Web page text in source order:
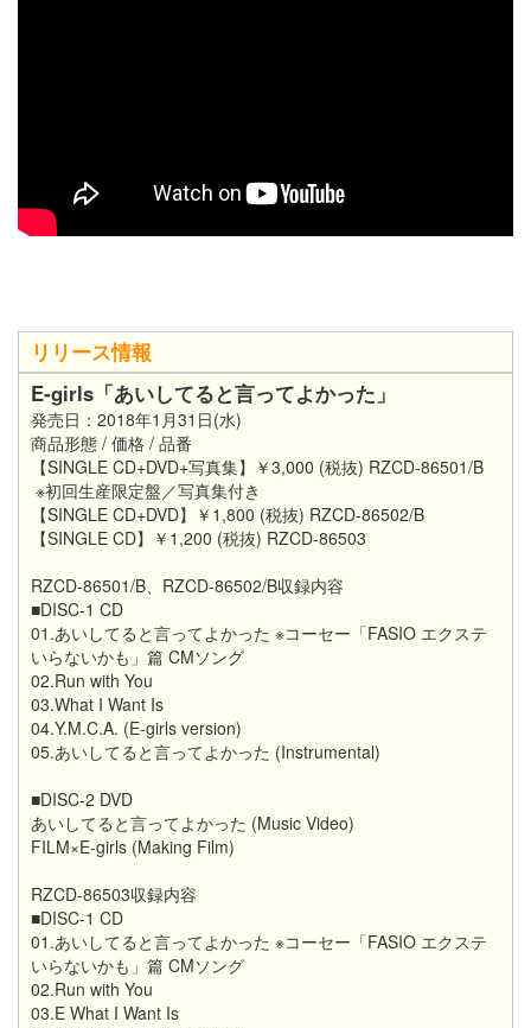
リリース情報
E-girls「あいしてると言ってよかった」
発売日：2018年1月31日(水)
商品形態 / 価格 / 品番
【SINGLE CD+DVD+写真集】￥3,000 (税抜) RZCD-86501/B
※初回生産限定盤／写真集付き
【SINGLE CD+DVD】￥1,800 (税抜) RZCD-86502/B
【SINGLE CD】￥1,200 (税抜) RZCD-86503
RZCD-86501/B、RZCD-86502/B収録内容
■DISC-1 CD
01.あいしてると言ってよかった ※コーセー「FASIO エクステ
いらないかも」篇 CMソング
02.Run with You
03.What I Want Is
04.Y.M.C.A. (E-girls version)
05.あいしてると言ってよかった (Instrumental)
■DISC-2 DVD
あいしてると言ってよかった (Music Video)
FILM×E-girls (Making Film)
RZCD-86503収録内容
■DISC-1 CD
01.あいしてると言ってよかった ※コーセー「FASIO エクステ
いらないかも」篇 CMソング
02.Run with You
03.E What I Want Is